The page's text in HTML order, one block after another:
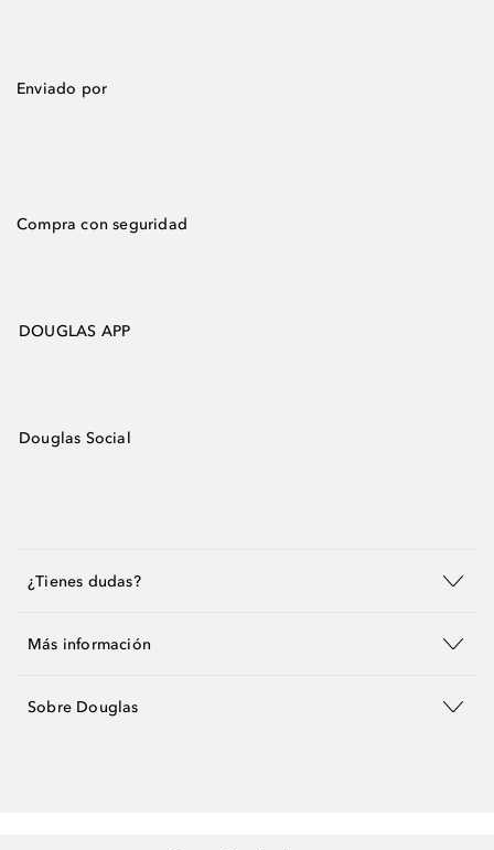
Enviado por
Compra con seguridad
DOUGLAS APP
Douglas Social
¿Tienes dudas?
Más información
Sobre Douglas